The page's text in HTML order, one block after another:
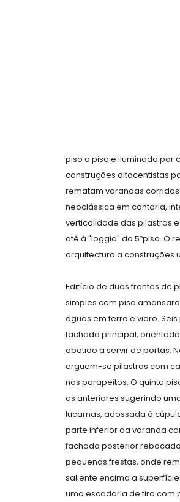
piso a piso e iluminada por
construções oitocentistas
rematam varandas
neoclássica em cantaria,
verticalidade das pilastras
até à "loggia" do 5ºpiso. O
arquitectura a construções
Edifício de duas frentes de
simples com piso
águas em ferro e vidro.
fachada principal,
abatido a servir de portas.
erguem-se pilastras com
nos parapeitos. O quinto
os anteriores sugerindo
lucarnas, adossada à
parte inferior da varanda
fachada posterior
pequenas frestas, onde
saliente encima a
uma escadaria de tiro com